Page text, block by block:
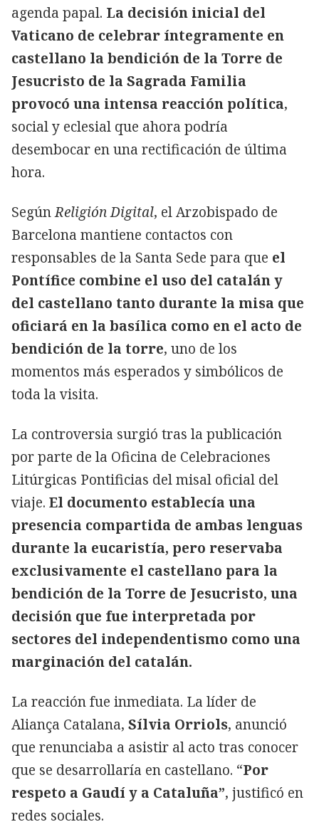
agenda papal. La decisión inicial del
Vaticano de celebrar íntegramente en
castellano la bendición de la Torre de
Jesucristo de la Sagrada Familia
provocó una intensa reacción política,
social y eclesial que ahora podría
desembocar en una rectificación de última
hora.
SegúnReligión Digital, el Arzobispado de
Barcelona mantiene contactos con
responsables de la Santa Sede para que el
Pontífice combine el uso del catalán y
del castellano tanto durante la misa que
oficiará en la basílica como en el acto de
bendición de la torre, uno de los
momentos más esperados y simbólicos de
toda la visita.
La controversia surgió tras la publicación
por parte de la Oficina de Celebraciones
Litúrgicas Pontificias del misal oficial del
viaje. El documento establecía una
presencia compartida de ambas lenguas
durante la eucaristía, pero reservaba
exclusivamente el castellano para la
bendición de la Torre de Jesucristo, una
decisión que fue interpretada por
sectores del independentismo como una
marginación del catalán.
La reacción fue inmediata. La líder de
Aliança Catalana, Sílvia Orriols, anunció
que renunciaba a asistir al acto tras conocer
que se desarrollaría en castellano. “Por
respeto a Gaudí y a Cataluña”, justificó en
redes sociales.